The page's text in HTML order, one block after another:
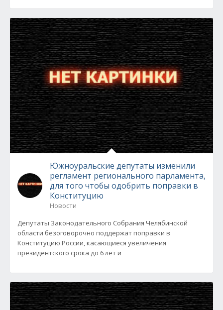
Южноуральские депутаты изменили
регламент регионального парламента,
для того чтобы одобрить поправки в
Конституцию
Новости
Депутаты Законодательного Собрания Челябинской
области безоговорочно поддержат поправки в
Конституцию России, касающиеся увеличения
президентского срока до 6 лет и